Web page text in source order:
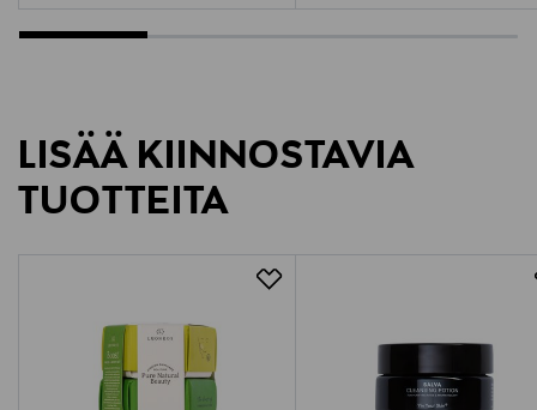
Yrjönkatu 9a3, 00120 Helsinki, Finland
Digitaalinen osoite
Real Techniques, meikit, puuterivippa
LISÄÄ KIINNOSTAVIA
TUOTTEITA